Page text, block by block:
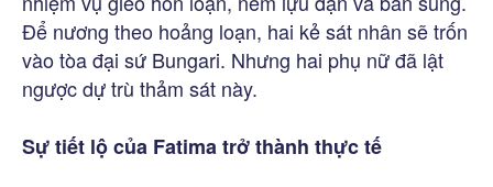
Để nương theo hoảng loạn, hai kẻ sát nhân sẽ trốn
vào tòa đại sứ Bungari. Nhưng hai phụ nữ đã lật
ngược dự trù thảm sát này.
Sự tiết lộ của Fatima trở thành thực tế